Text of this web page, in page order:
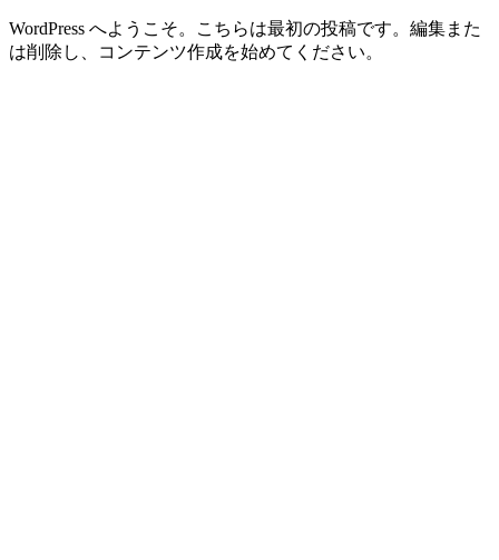
WordPress へようこそ。こちらは最初の投稿です。編集また
は削除し、コンテンツ作成を始めてください。